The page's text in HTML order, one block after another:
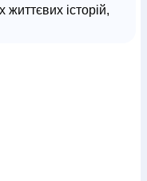
історій,
домівки, біль,